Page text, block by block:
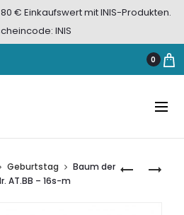
€ Einkaufswert mit INIS-Produkten.
INIS
0
DUR
BAUM
Geburtstag
Baum der
AT.BB – 16s-m